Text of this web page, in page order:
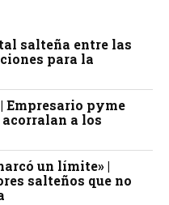
salteña entre las
para la
Empresario pyme
acorralan a los
un límite» |
salteños que no